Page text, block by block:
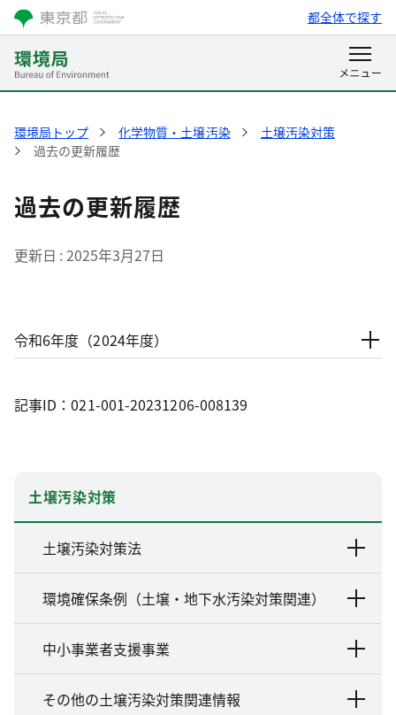
都全体で探す
環境局トップ 化学物質・土壌汚染
土壌汚染対策
過去の更新履歴
過去の更新履歴
更新日 2025年3月27日
令和6年度（2024年度）
記事ID：021-001-20231206-008139
土壌汚染対策
土壌汚染対策法
環境確保条例（土壌・地下水汚染対策関連）
中小事業者支援事業
その他の土壌汚染対策関連情報